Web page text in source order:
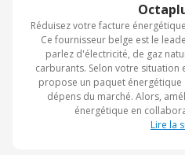
Réduisez votre facture
Ce fournisseur belge est le
parlez d'électricité, de gaz
carburants. Selon votre situation
propose un paquet
dépens du marché. Alors,
énergétique en
Lire la